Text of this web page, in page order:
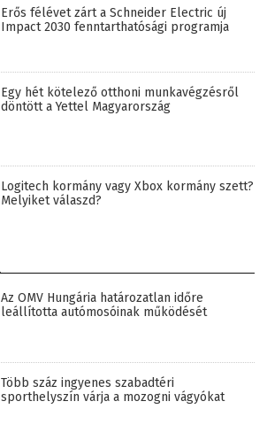
Erős félévet zárt a Schneider Electric új
Impact 2030 fenntarthatósági programja
Egy hét kötelező otthoni munkavégzésről
döntött a Yettel Magyarország
Logitech kormány vagy Xbox kormány szett?
Melyiket válaszd?
Az OMV Hungária határozatlan időre
leállította autómosóinak működését
Több száz ingyenes szabadtéri
sporthelyszín várja a mozogni vágyókat